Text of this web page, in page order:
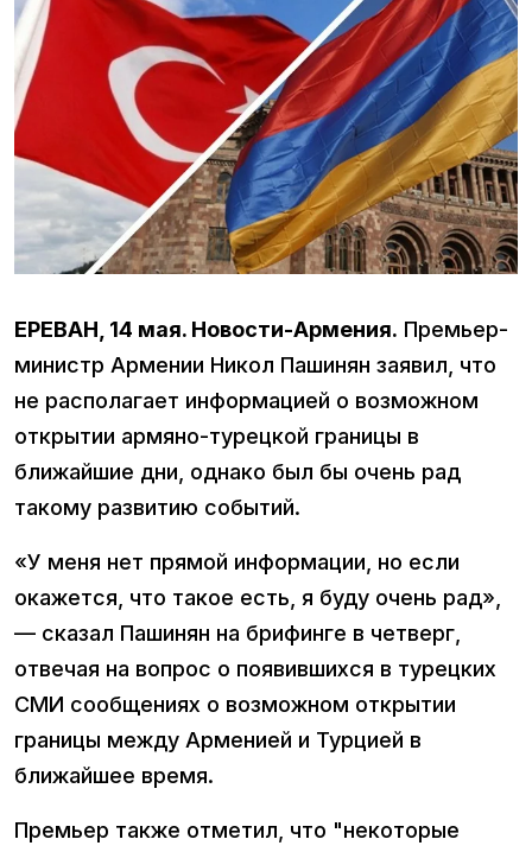
ЕРЕВАН, 14 мая. Новости-Армения. Премьер-
министр Армении Никол Пашинян заявил, что
не располагает информацией о возможном
открытии армяно-турецкой границы в
ближайшие дни, однако был бы очень рад
такому развитию событий.
«У меня нет прямой информации, но если
окажется, что такое есть, я буду очень рад»,
— сказал Пашинян на брифинге в четверг,
отвечая на вопрос о появившихся в турецких
СМИ сообщениях о возможном открытии
границы между Арменией и Турцией в
ближайшее время.
Премьер также отметил, что "некоторые